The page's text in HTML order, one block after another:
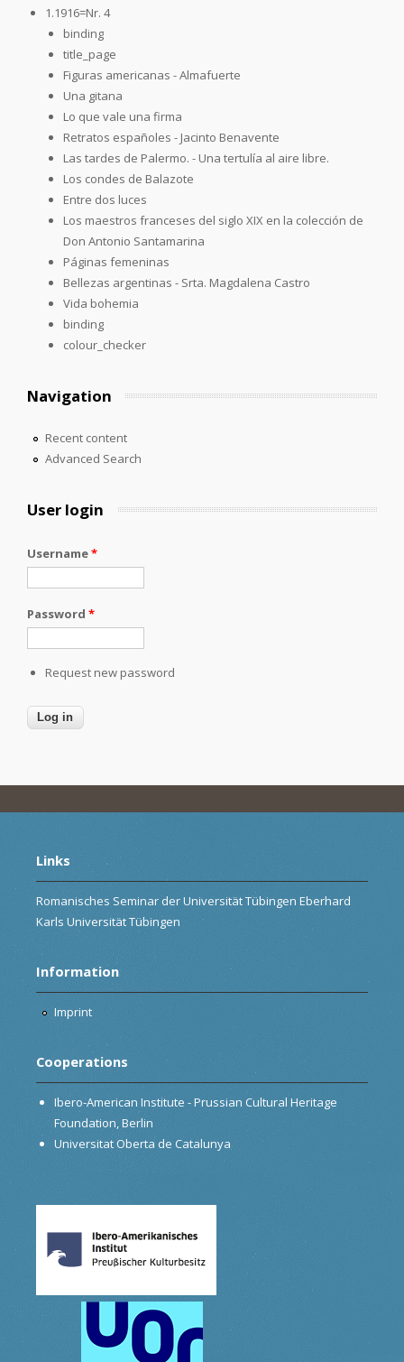
1.1916=Nr. 4
binding
title_page
Figuras americanas - Almafuerte
Una gitana
Lo que vale una firma
Retratos españoles - Jacinto Benavente
Las tardes de Palermo. - Una tertulía al aire libre.
Los condes de Balazote
Entre dos luces
Los maestros franceses del siglo XIX en la colección de
Don Antonio Santamarina
Páginas femeninas
Bellezas argentinas - Srta. Magdalena Castro
Vida bohemia
binding
colour_checker
Navigation
Recent content
Advanced Search
User login
Username*
Password *
Request new password
Links
Romanisches Seminar der Universität Tübingen Eberhard
Karls Universität Tübingen
Information
Imprint
Cooperations
Ibero-American Institute - Prussian Cultural Heritage
Foundation, Berlin
Universitat Oberta de Catalunya